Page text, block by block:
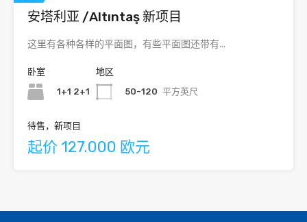
安塔利亚 /Altıntaş 新项目
这里有各种各样的平面图，有些平面图还带有...
卧室
1+1 2+1
地区
50-120 平方英尺
待售，新项目
起价 127.000 欧元